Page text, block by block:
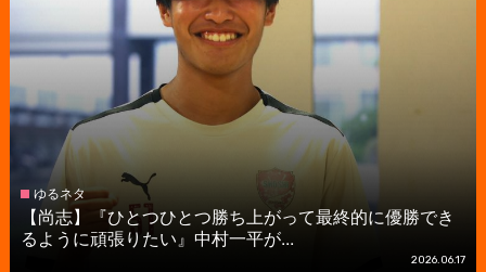
ゆるネタ
【尚志】『ひとつひとつ勝ち上がって最終的に優勝でき
るように頑張りたい』中村一平が...
2026.06.17